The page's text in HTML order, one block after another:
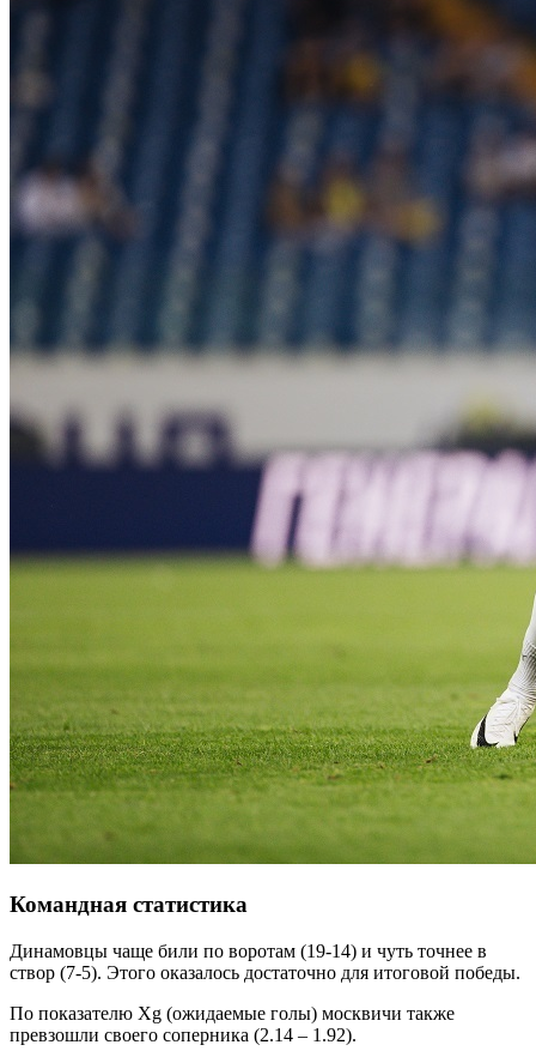
Командная статистика
Динамовцы чаще били по воротам (19-14) и чуть точнее в
створ (7-5). Этого оказалось достаточно для итоговой победы.
По показателю Xg (ожидаемые голы) москвичи также
превзошли своего соперника (2.14 – 1.92).